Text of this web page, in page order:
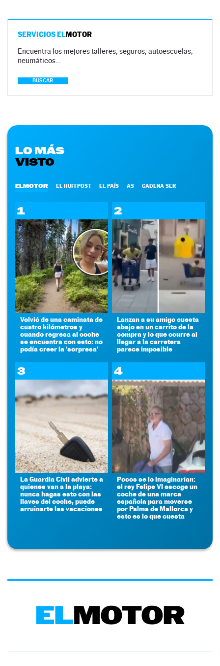
SERVICIOS ELMOTOR
Encuentra los mejores talleres, seguros, autoescuelas,
neumáticos…
BUSCAR
LO MÁS
VISTO
ELMOTOR EL HUFFPOST EL PAÍS AS CADENA SER
1
Volvió de una caminata de
cuatro kilómetros y
cuando regresa al coche
se encuentra con esto: no
podía creer la 'sorpresa'
2
Lanzan a su amigo cuesta
abajo en un carrito de la
compra y lo que ocurre al
llegar a la carretera
parece imposible
3
La Guardia Civil advierte a
quienes van a la playa:
nunca hagas esto con las
llaves del coche, puede
arruinarte las vacaciones
4
Pocos se lo imaginarían:
el rey Felipe VI escoge un
coche de una marca
española para moverse
por Palma de Mallorca y
esto es lo que cuesta